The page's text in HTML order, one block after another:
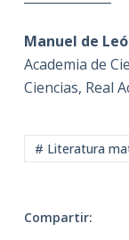
Manuel de
Academia de
Ciencias, Real
# Literatura
Compartir: